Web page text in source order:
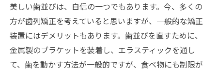
美しい歯並びは、自信の一つでもあります。今、多くの
方が歯列矯正を考えていると思いますが、一般的な矯正
装置にはデメリットもあります。歯並びを直すために、
金属製のブラケットを装着し、エラスティックを通し
て、歯を動かす方法が一般的ですが、食べ物にも制限が